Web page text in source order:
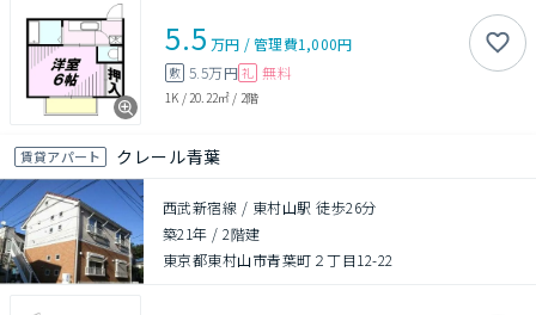
5.5 万円 /管理費1,000円
敷 5.5万円 礼 無料
1K / 20.22㎡ / 2階
賃貸アパート クレール青葉
西武新宿線 / 東村山駅 徒歩26分
築21年 /2階建
東京都東村山市青葉町２丁目12-22